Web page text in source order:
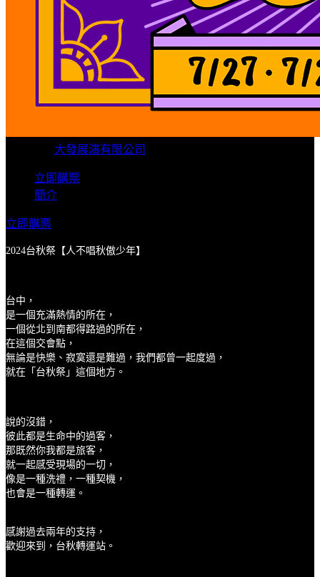
大發展演有限公司
立即購票
簡介
立即購票
2024台秋祭【人不唱秋傲少年】
台中，
是一個充滿熱情的所在，
一個從北到南都得路過的所在，
在這個交會點，
無論是快樂、寂寞還是難過，我們都曾一起度過，
就在「台秋祭」這個地方。
說的沒錯，
彼此都是生命中的過客，
那既然你我都是旅客，
就一起感受現場的一切，
像是一種洗禮，一種契機，
也會是一種轉運。
感謝過去兩年的支持，
歡迎來到，台秋轉運站。